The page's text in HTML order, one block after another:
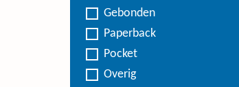
Gebonden
Paperback
Pocket
Overig